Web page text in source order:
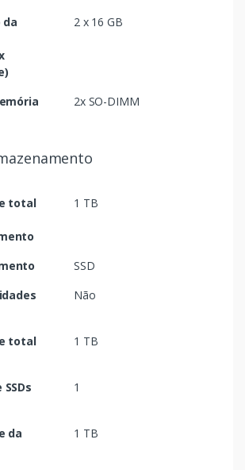
da
2 x 16 GB
2x SO-DIMM
total
1 TB
SSD
Não
total
1 TB
1
da
1 TB